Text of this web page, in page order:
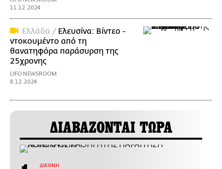
11.12.2024
Ελλάδα / Ελευσίνα: Βίντεο -
ντοκουμέντο από τη
θανατηφόρα παράσυρση της
25χρονης
LIFO NEWSROOM
8.12.2024
ΔΙΑΒΑΖΟΝΤΑΙ ΤΩΡΑ
ΔΙΕΘΝΗ